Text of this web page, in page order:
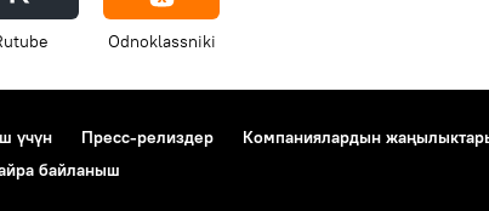
Odnoklassniki
үчүн Пресс-релиздер Компаниялардын
байланыш